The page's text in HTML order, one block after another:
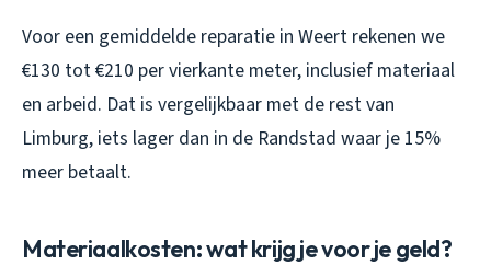
Voor een gemiddelde reparatie in Weert rekenen we
€130 tot €210 per vierkante meter, inclusief materiaal
en arbeid. Dat is vergelijkbaar met de rest van
Limburg, iets lager dan in de Randstad waar je 15%
meer betaalt.
Materiaalkosten: wat krijg je voor je geld?